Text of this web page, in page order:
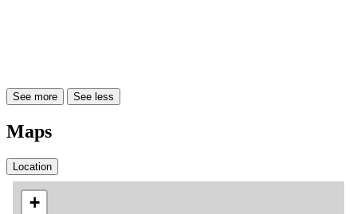
See more See less
Maps
Location